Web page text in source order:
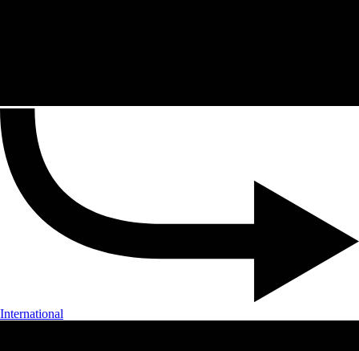
International